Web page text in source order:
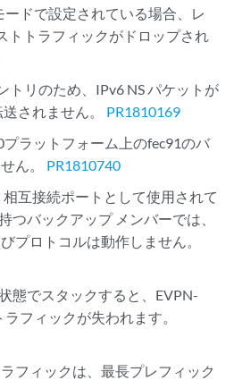
ードで設定されている場合、レ
トトラフィックがドロップされ
トリのため、IPv6 NS パケットが
されません。 PR1810169
プラットフォーム上のfec91のバ
ん。 PR1810740
相互接続ポートとして使用されて
つバックアップ メンバーでは、
プロトコルは動作しません。
態でスタックすると、EVPN-
フィックが失われます。
フィックは、最長プレフィック